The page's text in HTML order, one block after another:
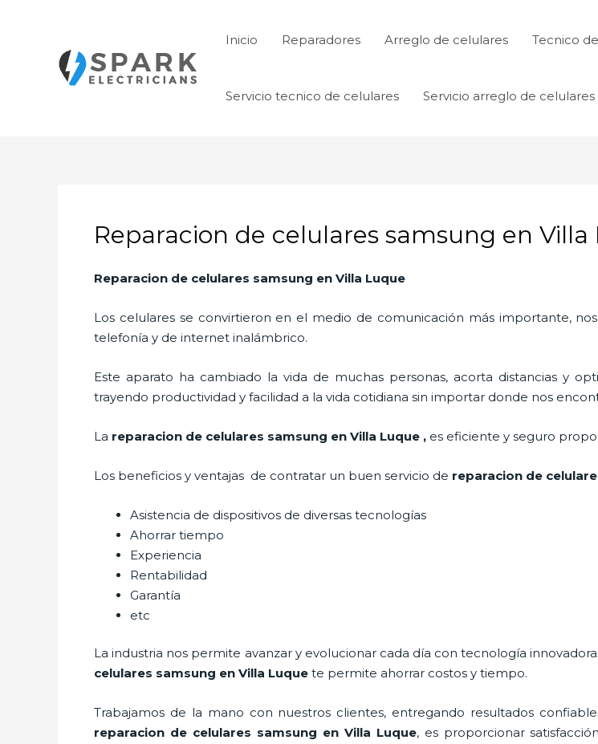
Inicio Reparadores Arreglo de celulares Tecnico
Servicio tecnico de celulares Servicio arreglo de celulares
Reparacion de celulares samsung en Villa
Reparacion de celulares samsung en Villa Luque
Los celulares se convirtieron en el medio de comunicación más importante,
telefonía y de internet inalámbrico.
Este aparato ha cambiado la vida de muchas personas, acorta distancias y
trayendo productividad y facilidad a la vida cotidiana sin importar donde nos
La reparacion de celulares samsung en Villa Luque , es eficiente y seguro
Los beneficios y ventajas de contratar un buen servicio de reparacion de
Asistencia de dispositivos de diversas tecnologías
Ahorrar tiempo
Experiencia
Rentabilidad
Garantía
etc
La industria nos permite avanzar y evolucionar cada día con tecnología
celulares samsung en Villa Luque te permite ahorrar costos y tiempo.
Trabajamos de la mano con nuestros clientes, entregando resultados
reparacion de celulares samsung en Villa Luque, es proporcionar